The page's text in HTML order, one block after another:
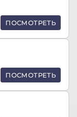
ПОСМОТРЕТЬ
ПОСМОТРЕТЬ